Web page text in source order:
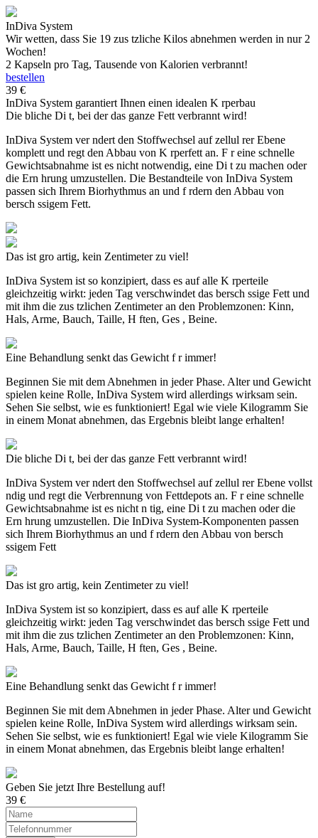
InDiva System
Wir wetten, dass Sie 19 zus tzliche Kilos abnehmen werden in nur2
Wochen!
2 Kapseln pro Tag, Tausende von Kalorien verbrannt!
bestellen
39 €
InDiva System garantiert Ihnen einen idealen K rperbau
Die bliche Di t, bei der das ganze Fett verbrannt wird!
InDiva System ver ndert den Stoffwechsel auf zellul rer Ebene
komplett und regt den Abbau von K rperfett an. F r eine schnelle
Gewichtsabnahme ist es nicht notwendig, eine Di t zu machen oder
die Ern hrung umzustellen. Die Bestandteile von InDiva System
passen sich Ihrem Biorhythmus an und f rdern den Abbau von
bersch ssigem Fett.
Das ist gro artig, kein Zentimeter zu viel!
InDiva System ist so konzipiert, dass es auf alle K rperteile
gleichzeitig wirkt: jeden Tag verschwindet das bersch ssige Fett und
mit ihm die zus tzlichen Zentimeter an den Problemzonen: Kinn,
Hals, Arme, Bauch, Taille, H ften, Ges , Beine.
Eine Behandlung senkt das Gewicht f r immer!
Beginnen Sie mit dem Abnehmen in jeder Phase. Alter und Gewicht
spielen keine Rolle, InDiva System wird allerdings wirksam sein.
Sehen Sie selbst, wie es funktioniert! Egal wie viele Kilogramm Sie
in einem Monat abnehmen, das Ergebnis bleibt lange erhalten!
Die bliche Di t, bei der das ganze Fett verbrannt wird!
InDiva System ver ndert den Stoffwechsel auf zellul rer Ebene vollst
ndig und regt die Verbrennung von Fettdepots an. F r eine schnelle
Gewichtsabnahme ist es nicht n tig, eine Di t zu machen oder die
Ern hrung umzustellen. Die InDiva System-Komponenten passen
sich Ihrem Biorhythmus an und f rdern den Abbau von bersch
ssigem Fett
Das ist gro artig, kein Zentimeter zu viel!
InDiva System ist so konzipiert, dass es auf alle K rperteile
gleichzeitig wirkt: jeden Tag verschwindet das bersch ssige Fett und
mit ihm die zus tzlichen Zentimeter an den Problemzonen: Kinn,
Hals, Arme, Bauch, Taille, H ften, Ges , Beine.
Eine Behandlung senkt das Gewicht f r immer!
Beginnen Sie mit dem Abnehmen in jeder Phase. Alter und Gewicht
spielen keine Rolle, InDiva System wird allerdings wirksam sein.
Sehen Sie selbst, wie es funktioniert! Egal wie viele Kilogramm Sie
in einem Monat abnehmen, das Ergebnis bleibt lange erhalten!
Geben Sie jetzt Ihre Bestellung auf!
39 €